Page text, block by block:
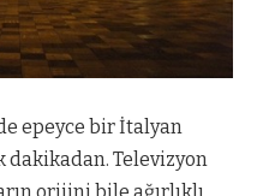
epeyce bir İtalyan
Televizyon